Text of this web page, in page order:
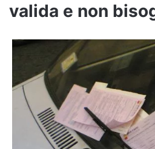
valida e non